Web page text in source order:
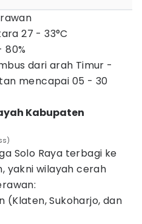
27 - 33°C
80%
dari arah Timur -
mencapai 05 - 30
Kabupaten
Solo Raya terbagi ke
yakni wilayah cerah
(Klaten, Sukoharjo, dan